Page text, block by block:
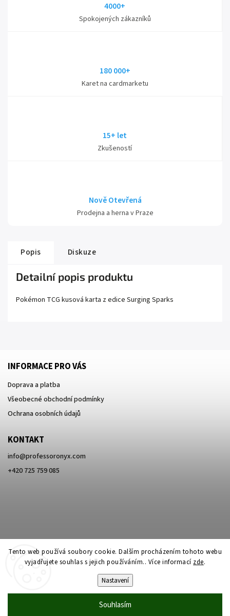
Tento web používá soubory cookie. Dalším procházením tohoto webu
vyjadřujete souhlas s jejich používáním.. Více informací zde.
Nastavení
Souhlasím
4000+
Spokojených zákazníků
180 000+
Karet na cardmarketu
15+ let
Zkušeností
Nově Otevřená
Prodejna a herna v Praze
Popis Diskuze
Detailní popis produktu
Pokémon TCG kusová karta z edice Surging Sparks
INFORMACE PRO VÁS
Doprava a platba
Všeobecné obchodní podmínky
Ochrana osobních údajů
KONTAKT
info@professoronyx.com
+420 725 759 085
Professor Onyx. Všechna práva vyhrazena.